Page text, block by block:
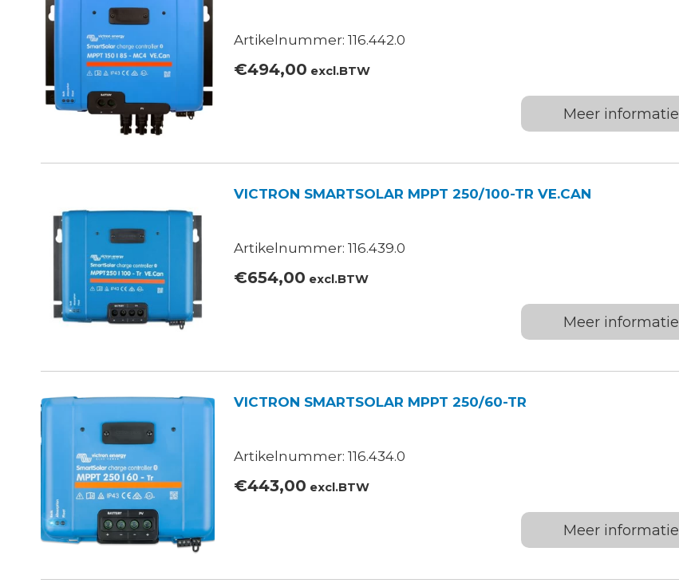
Artikelnummer: 116.442.0
€494,00 excl.BTW
Meer informatie
VICTRON SMARTSOLAR MPPT 250/100-TR VE.CAN
Artikelnummer: 116.439.0
€654,00 excl.BTW
Meer informatie
VICTRON SMARTSOLAR MPPT 250/60-TR
Artikelnummer: 116.434.0
€443,00 excl.BTW
Meer informatie